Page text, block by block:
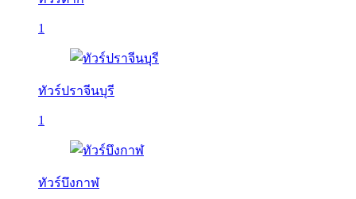
1
ทัวร์ปราจีนบุรี
1
ทัวร์บึงกาฬ